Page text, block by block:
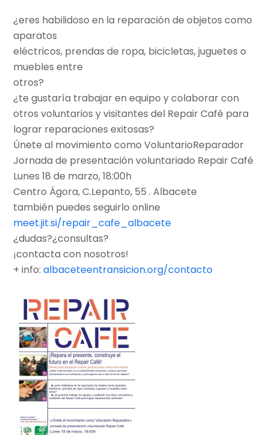
¿eres habilidoso en la reparación de objetos como
aparatos
eléctricos, prendas de ropa, bicicletas, juguetes o
muebles entre
otros?
¿te gustaría trabajar en equipo y colaborar con
otros voluntarios y visitantes del Repair Café para
lograr reparaciones exitosas?
Únete al movimiento como VoluntarioReparador
Jornada de presentación voluntariado Repair Café
Lunes 18 de marzo, 18:00h
Centro Ágora, C.Lepanto, 55 . Albacete
también puedes seguirlo online
meet.jit.si/repair_cafe_albacete
¿dudas?¿consultas?
¡contacta con nosotros!
+ info:albaceteentransicion.org/contacto